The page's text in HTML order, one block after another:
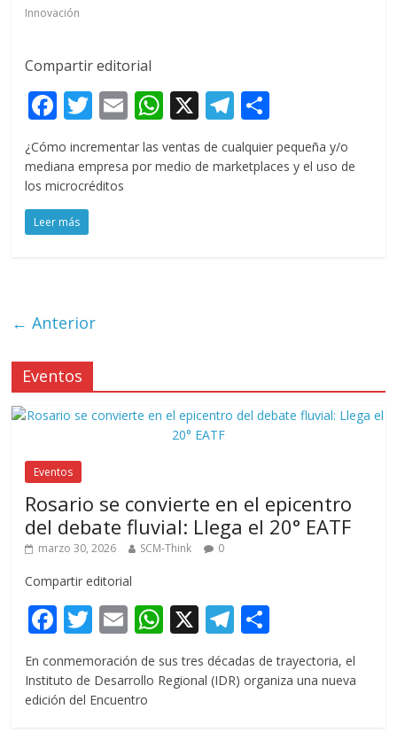
Innovación
Compartir editorial
F
ac
e
b
o
o
T
w
itt
er
E
m
ai
W
h
at
X T
el
e m
¿Cómo incrementar las ventas de cualquier pequeña y/o
mediana empresa por medio de marketplaces y el uso de
los microcréditos
Leer más
← Anterior
Eventos
Eventos
Rosario se convierte en el epicentro
del debate fluvial: Llega el 20° EATF
marzo 30, 2026 SCM-Think 0
Compartir editorial
F
ac
e
b
T
w
itt
er
E
m
ai
l
W
h
at
X T
el
e
o
m
En conmemoración de sus tres décadas de trayectoria, el
Instituto de Desarrollo Regional (IDR) organiza una nueva
edición del Encuentro